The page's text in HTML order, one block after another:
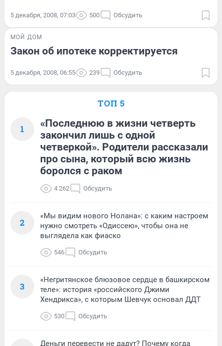
5 декабря, 2008, 07:03 500 Обсудить
МОЙ ДОМ
Закон об ипотеке корректируется
5 декабря, 2008, 06:55 239 Обсудить
ТОП 5
1
«Последнюю в жизни четверть
закончил лишь с одной
четверкой». Родители рассказали
про сына, который всю жизнь
боролся с раком
4 262 Обсудить
2
«Мы видим нового Нолана»: с каким настроем
нужно смотреть «Одиссею», чтобы она не
выглядела как фиаско
546 Обсудить
3
«Негритянское блюзовое сердце в башкирском
теле»: история «российского Джими
Хендрикса», с которым Шевчук основал ДДТ
530 Обсудить
Деньги перевести не дадут? Почему когда